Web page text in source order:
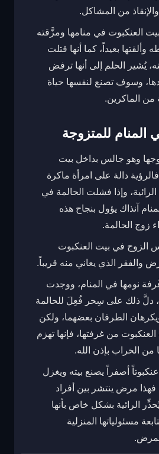
من المشاكل.
العنكبوت في منامها ومزَّقته
وألقتها بعيداً، كما أنها قتلت
يُشير الحلم إلى أنها ترفض
وسوف تصنع لنفسها حياة
من الماكرين.
المنام للمتزوجة
وهو جالس بداخل بيت
دالة على امرأة ماكرة
وإذا فشلت الحالمة في
آنذاك يؤول بنجاح هذه
زوج الحالمة.
الزوج في بيت العنكبوت
والفقر الذي يعاني منه قريباً.
نومها في المنام، ووجدت
دلَّ ذلك على سِحر فُعِلَ للحالمة
الطرفان بعضهما، ولكن
العنكبوت من غرفتها، فإنها تهزم
من الخراب بإذن الله.
أصفراً يصنع بيته ويغزل
فهذا مرض ينتشر بين أفراد
الرائية بشكل خاص بأنها
مسئولياتها المنزلية